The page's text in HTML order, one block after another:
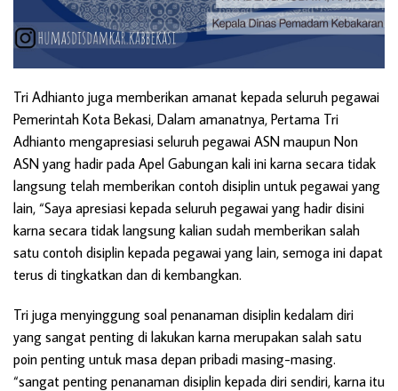
Tri Adhianto juga memberikan amanat kepada seluruh pegawai
Pemerintah Kota Bekasi, Dalam amanatnya, Pertama Tri
Adhianto mengapresiasi seluruh pegawai ASN maupun Non
ASN yang hadir pada Apel Gabungan kali ini karna secara tidak
langsung telah memberikan contoh disiplin untuk pegawai yang
lain, “Saya apresiasi kepada seluruh pegawai yang hadir disini
karna secara tidak langsung kalian sudah memberikan salah
satu contoh disiplin kepada pegawai yang lain, semoga ini dapat
terus di tingkatkan dan di kembangkan.
Tri juga menyinggung soal penanaman disiplin kedalam diri
yang sangat penting di lakukan karna merupakan salah satu
poin penting untuk masa depan pribadi masing-masing.
“sangat penting penanaman disiplin kepada diri sendiri, karna itu